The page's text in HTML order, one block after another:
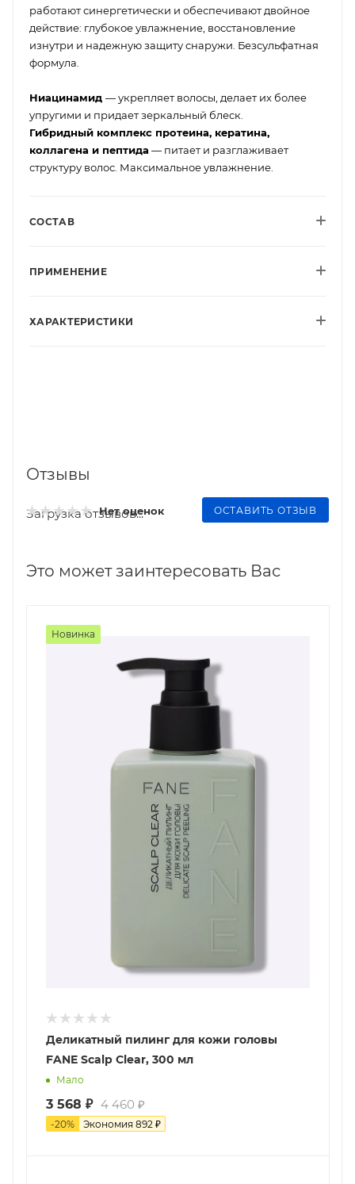
работают синергетически и обеспечивают двойное
действие: глубокое увлажнение, восстановление
изнутри и надежную защиту снаружи. Безсульфатная
формула.
Ниацинамид — укрепляет волосы, делает их более
упругими и придает зеркальный блеск.
Гибридный комплекс протеина, кератина,
коллагена и пептида — питает и разглаживает
структуру волос. Максимальное увлажнение.
СОСТАВ
ПРИМЕНЕНИЕ
ХАРАКТЕРИСТИКИ
Отзывы
Нет оценок ОСТАВИТЬ ОТЗЫВ
Загрузка отзывов...
Это может заинтересовать Вас
Новинка
Деликатный пилинг для кожи головы
FANE Scalp Clear, 300 мл
Мало
3 568 ₽ 4 460 ₽
-20% Экономия 892 ₽